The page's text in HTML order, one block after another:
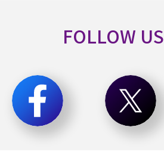
FOLLOW US